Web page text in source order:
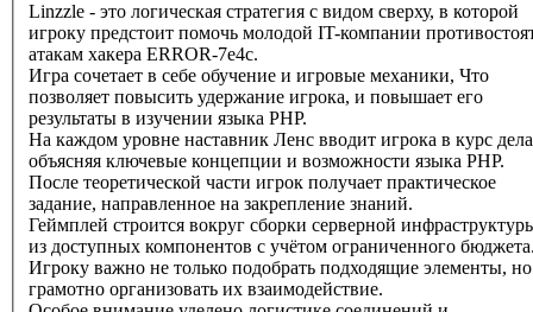
Linzzle - это логическая стратегия с видом сверху, в которой
игроку предстоит помочь молодой IT-компании
атакам хакера ERROR-7e4c.
Игра сочетает в себе обучение и игровые механики, Что
позволяет повысить удержание игрока, и повышает его
результаты в изучении языка PHP.
На каждом уровне наставник Ленс вводит игрока в курс
объясняя ключевые концепции и возможности языка PHP.
После теоретической части игрок получает практическое
задание, направленное на закрепление знаний.
Геймплей строится вокруг сборки серверной
из доступных компонентов с учётом ограниченного
Игроку важно не только подобрать подходящие элементы,
грамотно организовать их взаимодействие.